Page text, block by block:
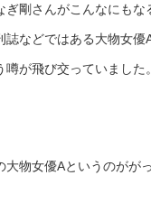
ぎ剛さんがこんなにもな
誌などではある大物女優
噂が飛び交っていました。
大物女優Aというのがが